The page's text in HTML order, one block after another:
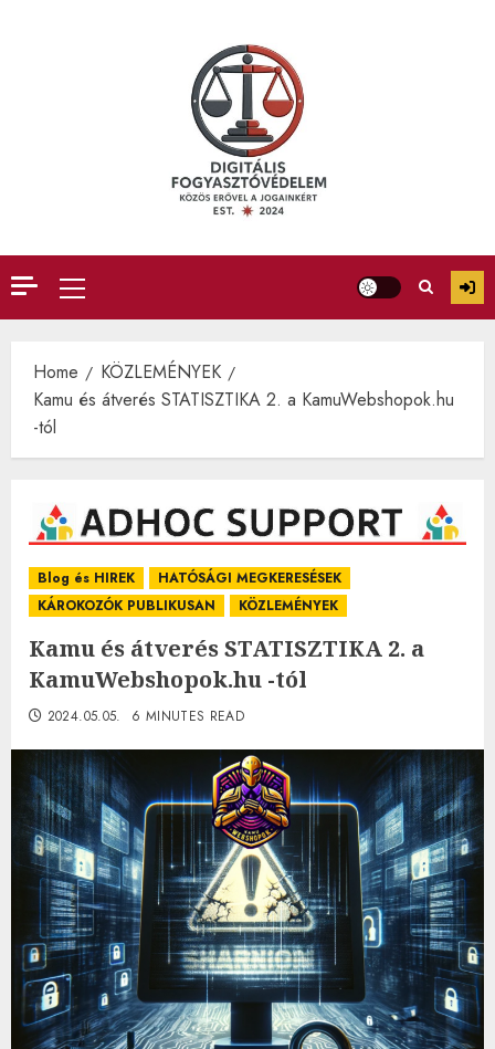
Primary
Menu
Home
KÖZLEMÉNYEK
Kamu és átverés STATISZTIKA 2. a KamuWebshopok.hu
-tól
Blog és HIREK
HATÓSÁGI MEGKERESÉSEK
KÁROKOZÓK PUBLIKUSAN
KÖZLEMÉNYEK
Kamu és átverés STATISZTIKA 2. a
KamuWebshopok.hu -tól
2024.05.05. 6 MINUTES READ